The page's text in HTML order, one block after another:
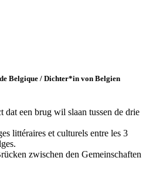
Belgique / Dichter*in von Belgien
een brug wil slaan tussen de drie
littéraires et culturels entre les 3
zwischen den Gemeinschaften